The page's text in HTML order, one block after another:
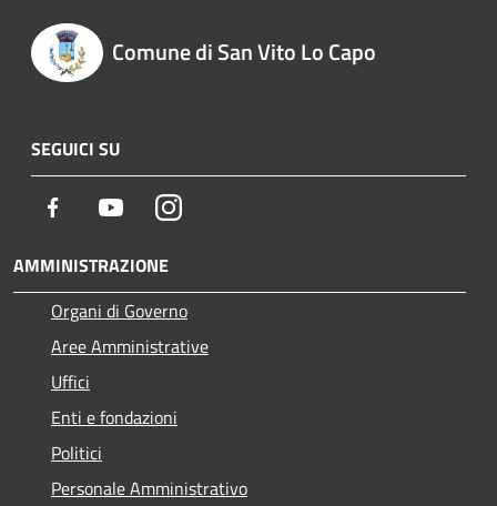
Comune di San Vito Lo Capo
SEGUICI SU
Facebook YoutubeInstagram
AMMINISTRAZIONE
Organi di Governo
Aree Amministrative
Uffici
Enti e fondazioni
Politici
Personale Amministrativo